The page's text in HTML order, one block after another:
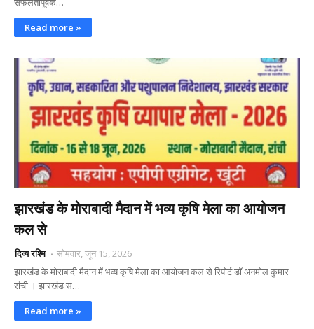
Read more »
झारखंड के मोराबादी मैदान में भव्य कृषि मेला का आयोजन
कल से
दिव्य रश्मि
सोमवार, जून 15, 2026
झारखंड के मोराबादी मैदान में भव्य कृषि मेला का आयोजन कल से रिपोर्ट डॉ अनमोल कुमार
रांची । झारखंड स…
Read more »